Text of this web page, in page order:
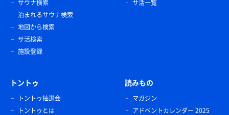
サウナ検索
泊まれるサウナ検索
地図から検索
サ活検索
施設登録
サ活一覧
トントゥ
トントゥ抽選会
トントゥとは
読みもの
マガジン
アドベントカレンダー 2025